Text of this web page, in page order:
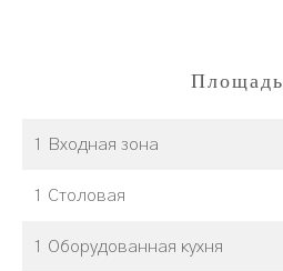
Площадь
1 Входная зона
1 Столовая
1 Оборудованная кухня